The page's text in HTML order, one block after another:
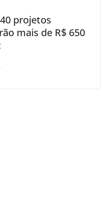
projetos
mais de R$ 650